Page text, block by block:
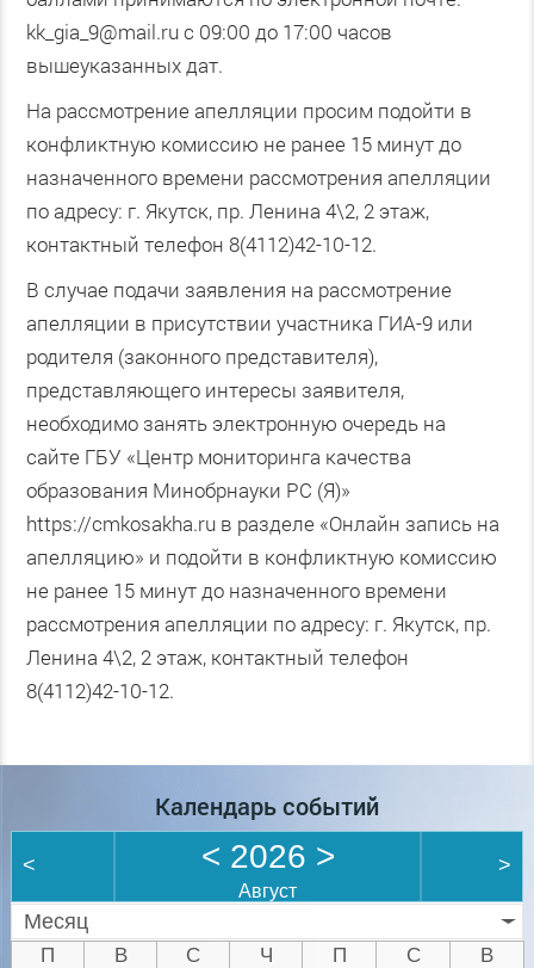
kk_gia_9@mail.ru с 09:00 до 17:00 часов
вышеуказанных дат.
На рассмотрение апелляции просим подойти в
конфликтную комиссию не ранее 15 минут до
назначенного времени рассмотрения апелляции
по адресу: г. Якутск, пр. Ленина 4\2, 2 этаж,
контактный телефон 8(4112)42-10-12.
В случае подачи заявления на рассмотрение
апелляции в присутствии участника ГИА-9 или
родителя (законного представителя),
представляющего интересы заявителя,
необходимо занять электронную очередь на
сайте ГБУ «Центр мониторинга качества
образования Минобрнауки РС (Я)»
https://cmkosakha.ru в разделе «Онлайн запись на
апелляцию» и подойти в конфликтную комиссию
не ранее 15 минут до назначенного времени
рассмотрения апелляции по адресу: г. Якутск, пр.
Ленина 4\2, 2 этаж, контактный телефон
8(4112)42-10-12.
Календарь событий
< < 2026 >
Август
>
Месяц
П В С Ч П С
В